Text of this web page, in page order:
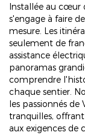
Installée au cœur
s'engage à faire
mesure. Les
seulement de
assistance
panoramas
comprendre
chaque sentier.
les passionnés
tranquilles,
aux exigences de